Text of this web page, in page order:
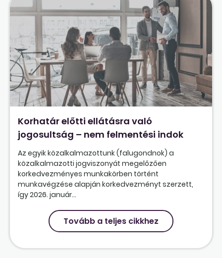
Korhatár előtti ellátásra való
jogosultság – nem felmentési indok
Az egyik közalkalmazottunk (falugondnok) a
közalkalmazotti jogviszonyát megelőzően
korkedvezményes munkakörben történt
munkavégzése alapján korkedvezményt szerzett,
így 2026. január...
Tovább a teljes cikkhez